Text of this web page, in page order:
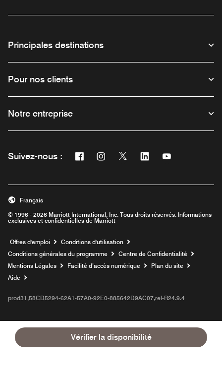
Vérifier la disponibilité
Principales destinations
Pour nos clients
Notre entreprise
Suivez-nous : Facebook
Ouvre une nouvelle fenêtre
Instagram
Ouvre une nouvelle fenêtre
Twitter
Ouvre une nouvelle fenêtre
Linkedin
Ouvre une nouvelle
Ouvre une
© 1996 - 2026 Marriott International, Inc. Tous droits réservés. Informations
exclusives et confidentielles de Marriott
Français
Offres d'emploi Ouvre une nouvelle fenêtre
Conditions d'utilisation
Conditions générales du programme
Centre de Confidentialité
Mentions Légales
Facilité d’accès numérique
Plan du site
Aide
prod31,58CD5294-62A1-57A0-92E0-885642D9AC07,rel-R24.9.4